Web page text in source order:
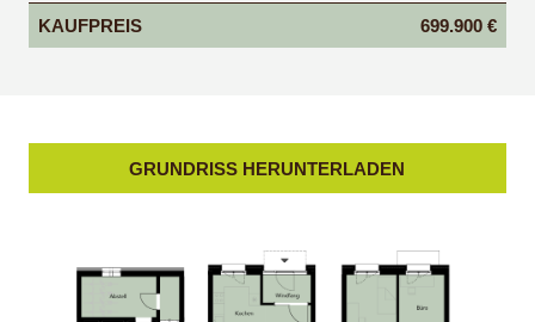
GRUNDRISS HERUNTERLADEN
KAUFPREIS 699.900 €